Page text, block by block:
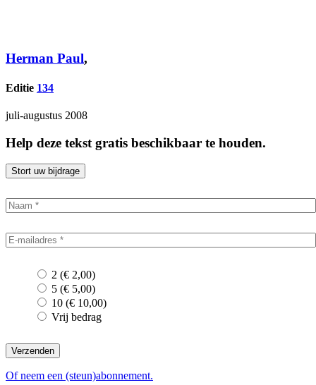
Herman Paul,
Editie 134
juli-augustus 2008
Help deze tekst gratis beschikbaar te houden.
Stort uw bijdrage
2 (€ 2,00)
5 (€ 5,00)
10 (€ 10,00)
Vrij bedrag
Verzenden
Of neem een (steun)abonnement.